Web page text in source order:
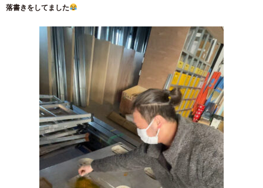
落書きをしてました